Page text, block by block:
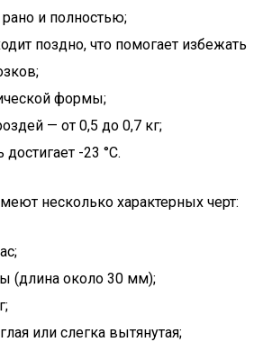
и полностью;
поздно, что помогает избежать
формы;
— от 0,5 до 0,7 кг;
-23 °С.
несколько характерных черт:
(длина около 30 мм);
или слегка вытянутая;